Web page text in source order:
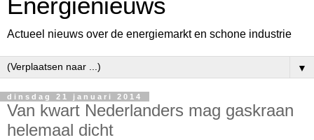
Energienieuws
Actueel nieuws over de energiemarkt en schone industrie
▼
dinsdag 21 januari 2014
Van kwart Nederlanders mag gaskraan
helemaal dicht